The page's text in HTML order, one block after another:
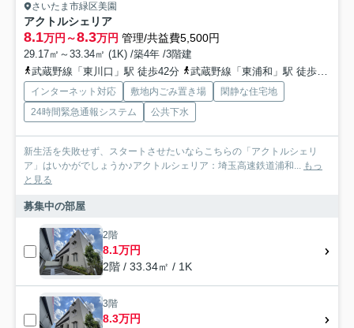
さいたま市緑区美園
アクトルシェリア
8.1万円～8.3万円 管理/共益費5,500円
29.17㎡～33.34㎡ (1K) /築4年 /3階建
武蔵野線「東川口」駅 徒歩42分
武蔵野線「東浦和」駅 徒歩71分
インターネット対応 敷地内ごみ置き場
閑静な住宅地
24時間緊急通報システム
公共下水
新生活を失敗せず、スタートさせたいならこちらの「アクトルシェリ
ア」はいかがでしょうか♪アクトルシェリア：埼玉高速鉄道浦和... もっ
と見る
募集中の部屋
2階
8.1万円
2階 / 33.34㎡ / 1K
3階
8.3万円